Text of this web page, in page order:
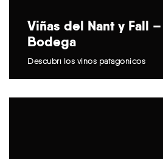
Viñas del Nant y Fall
Bodega
Descubrí los vinos patagónicos